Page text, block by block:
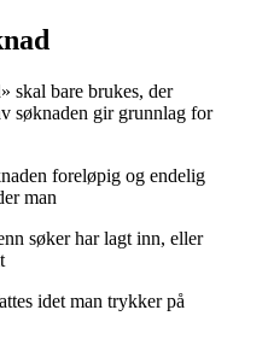
skal bare brukes, der
søknaden gir grunnlag for
foreløpig og endelig
man
søker har lagt inn, eller
idet man trykker på